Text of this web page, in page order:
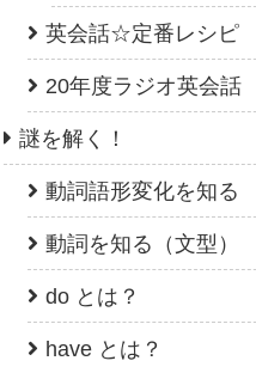
英会話☆定番レシピ
20年度ラジオ英会話
謎を解く！
動詞語形変化を知る
動詞を知る（文型）
do とは？
have とは？